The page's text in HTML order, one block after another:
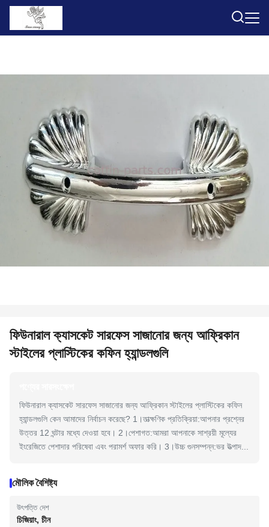
ফিউনারাল ক্যাসকেট সারফেস সাজানোর জন্য আফ্রিকান
স্টাইলের প্লাস্টিকের কফিন হ্যান্ডলগুলি
ফিউনারাল ক্যাসকেট সারফেস সাজানোর জন্য আফ্রিকান স্টাইলের প্লাস্টিকের কফিন
হ্যান্ডলগুলি কেন আমাদের নির্বাচন করেছে? 1।তাত্ক্ষণিক প্রতিক্রিয়া:আপনার প্রশ্নের
উত্তর 12 ঘন্টার মধ্যে দেওয়া হবে। 2।পেশাগত:আমরা আপনাকে সাশ্রয়ী মূল্যের
ইংরেজিতে পেশাদার পরিষেবা এবং পরামর্শ অফার করি। 3।উচ্চ গুনসম্পন্ন:ভর উত্পাদ...
মৌলিক বৈশিষ্ট্য
উৎপত্তি দেশ
চিজিয়াং, চীন